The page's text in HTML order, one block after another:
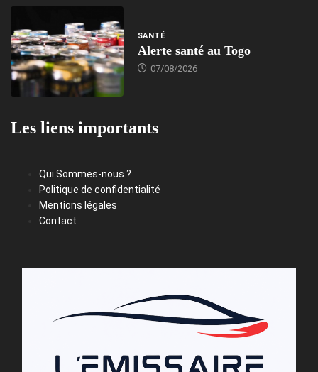
SANTÉ
Alerte santé au Togo
07/08/2026
Les liens importants
Qui Sommes-nous ?
Politique de confidentialité
Mentions légales
Contact